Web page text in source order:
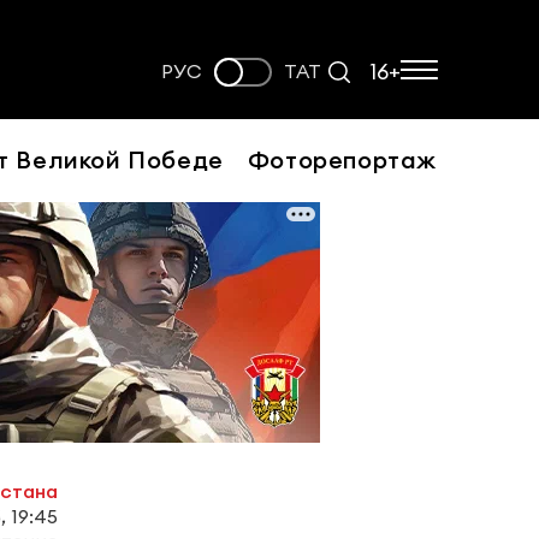
РУС ТАТ 16+
Великой Победе Фоторепортаж
19:45